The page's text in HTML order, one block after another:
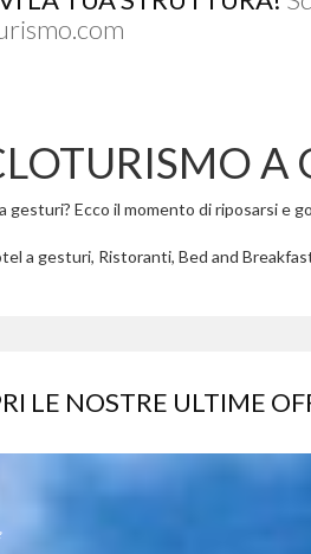
A
gesturi? Ecco il momento di riposarsi e
a gesturi, Ristoranti, Bed and
LE NOSTRE ULTIME